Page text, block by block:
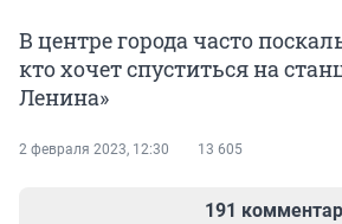
В центре города часто
кто хочет спуститься на
Ленина»
2 февраля 2023, 12:30 13 605
191